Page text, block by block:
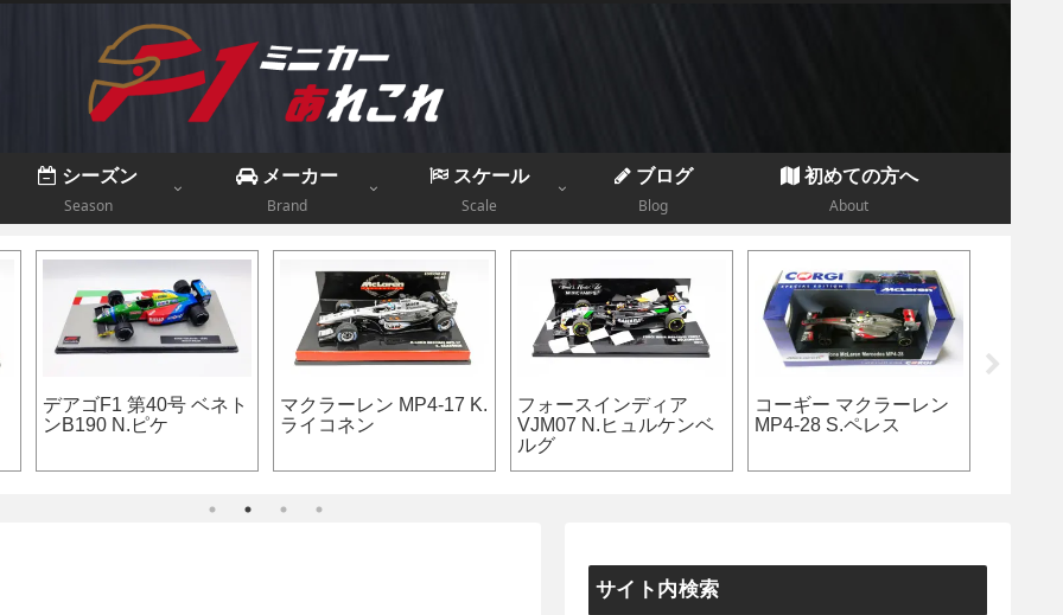
シーズン
Season
メーカー
Brand
スケール
Scale
ブログ
Blog
初めての方へ
About
号 ロー
ドレッテ
アルファタウリAT01 P.
ガスリー イタリアGP
フェラーリ F2012 S.ベ
ッテル 1st ドライブ
ロータス 99T A.セナ
トロロッソ STR9 M.フ
ェルスタッペン 日本GP
サイト内検索